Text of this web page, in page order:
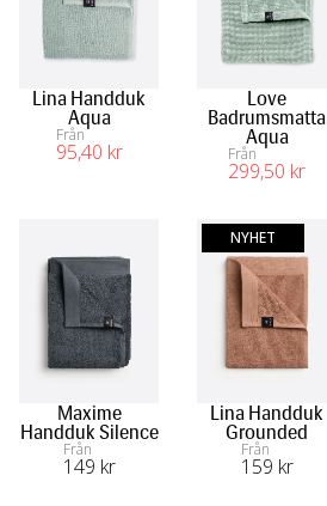
Lina Handduk
Aqua
Från
95,40 kr
Love
Badrumsmatta
Aqua
Från
299,50 kr
Maxime
Handduk Silence
Från
149 kr
Lina Handduk
Grounded
Från
159 kr
NYHET